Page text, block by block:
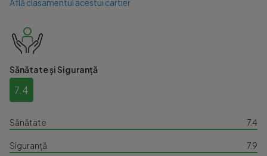
Află clasamentul acestui cartier
Sănătate și Siguranță
7.4
Sănătate 7.4
Siguranță 7.9